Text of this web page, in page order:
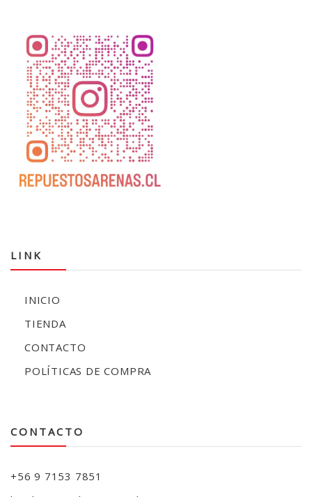
LINK
INICIO
TIENDA
CONTACTO
POLÍTICAS DE COMPRA
CONTACTO
+56 9 7153 7851